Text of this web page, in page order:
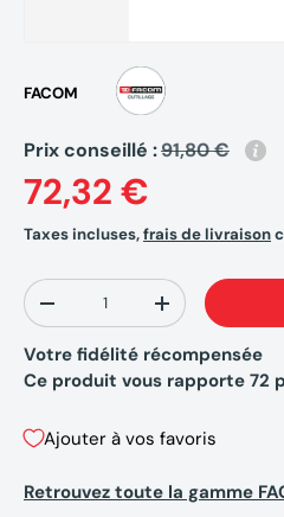
FACOM
Prix conseillé :91,80 €
72,32 €
Taxes incluses,frais de livraison
Qté
-
+
Votre fidélité récompensée
Ce produit vous rapporte 72
Ajouter à vos favoris
Retrouvez toute la gamme